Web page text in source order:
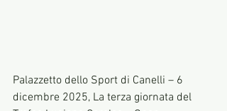
Palazzetto dello Sport di Canelli – 6
dicembre 2025, La terza giornata del